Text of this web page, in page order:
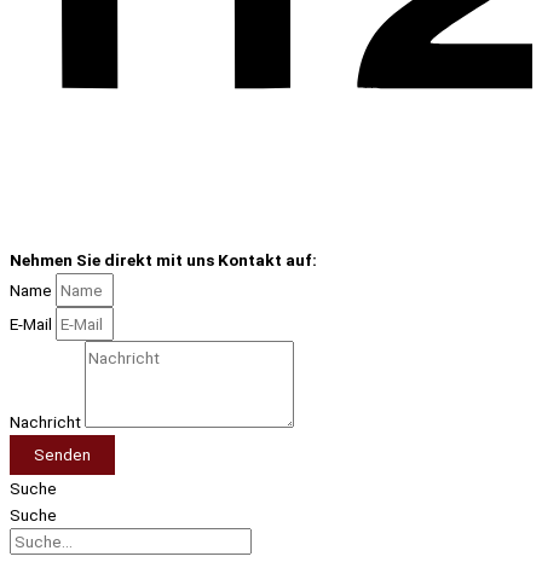
Nehmen Sie direkt mit uns Kontakt auf:
Name
E-Mail
Nachricht
Senden
Suche
Suche